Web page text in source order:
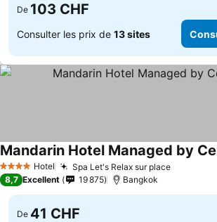
De 103 CHF
Consulter les prix de 13 sites
4 Étoiles Hotel Spa Let's Relax sur place
Mandarin Hotel Managed by
8,7 Excellent 19 875 Bangkok
De 41 CHF